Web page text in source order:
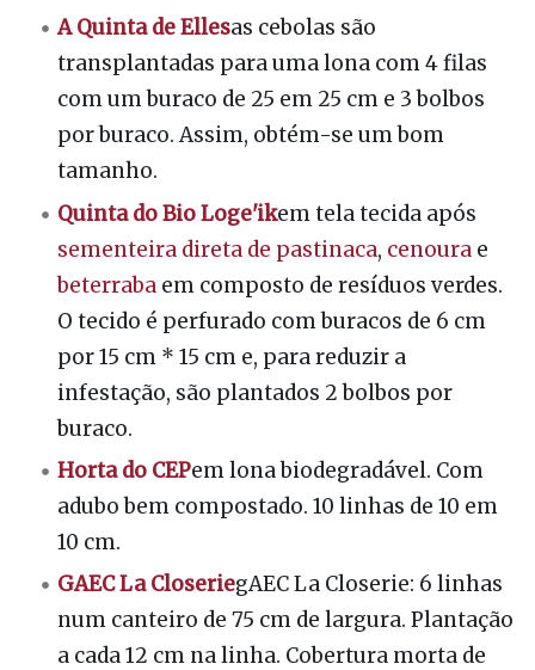
A Quinta de Ellesas cebolas são
transplantadas para uma lona com 4 filas
com um buraco de 25 em 25 cm e 3 bolbos
por buraco. Assim, obtém-se um bom
tamanho.
Quinta do Bio Loge'ikem tela tecida após
sementeira direta de pastinaca, cenoura e
beterraba em composto de resíduos verdes.
O tecido é perfurado com buracos de 6 cm
por 15 cm * 15 cm e, para reduzir a
infestação, são plantados 2 bolbos por
buraco.
Horta do CEPem lona biodegradável. Com
adubo bem compostado. 10 linhas de 10 em
10 cm.
GAEC La CloseriegAEC La Closerie: 6 linhas
num canteiro de 75 cm de largura. Plantação
a cada 12 cm na linha. Cobertura morta de